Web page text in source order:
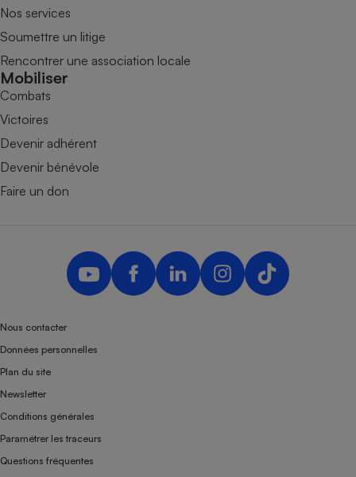
Nos services
Soumettre un litige
Rencontrer une association locale
Mobiliser
Combats
Victoires
Devenir adhérent
Devenir bénévole
Faire un don
Nous contacter
Données personnelles
Plan du site
Newsletter
Conditions générales
Paramétrer les traceurs
Questions fréquentes